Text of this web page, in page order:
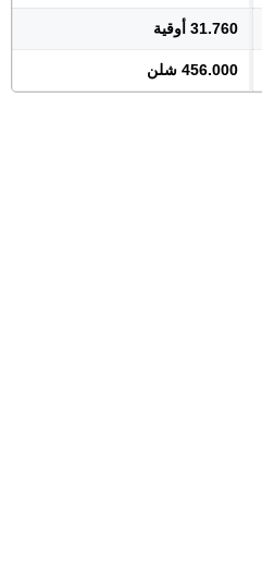
31.760 أوقية
456.000 شلن